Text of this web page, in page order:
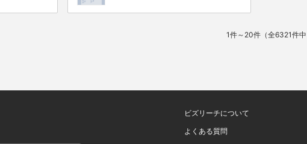
1件～20件（全6321件
ビズリーチについて
よくある質問